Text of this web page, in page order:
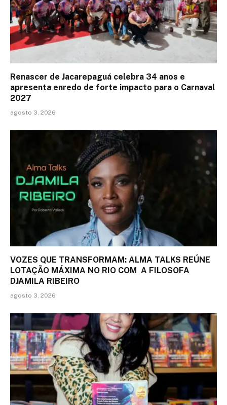
Renascer de Jacarepaguá celebra 34 anos e
apresenta enredo de forte impacto para o Carnaval
2027
agosto 3, 2026
VOZES QUE TRANSFORMAM: ALMA TALKS REÚNE
LOTAÇÃO MÁXIMA NO RIO COM A FILOSOFA
DJAMILA RIBEIRO
agosto 3, 2026